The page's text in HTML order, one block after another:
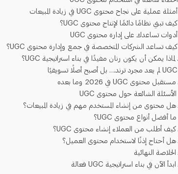
أمثلة عملية على نجاح محتوى UGC في زيادة المبيعات
كيف تبني نظامًا دائمًا لإنتاج محتوى UGC؟
أدوات تساعدك على إدارة محتوى UGC
كيف تساعد الشركات المتخصصة في جمع وإدارة محتوى UGC؟
لماذا يمكن أن يكون رنان مفيدًا في بناء استراتيجية UGC؟
UGC لم يعد مجرد ترند… بل أصبح أصلًا تسويقيًا
مستقبل محتوى UGC في 2026 وما بعده
الأسئلة الشائعة حول محتوى UGC
هل محتوى من إنشاء المستخدم مهم في زيادة المبيعات؟
ما أفضل أنواع محتوى UGC؟
كيف أطلب من العملاء إنشاء محتوى UGC؟
هل أحتاج إذنًا لاستخدام محتوى العميل؟
الخلاصة النهائية
ابدأ الآن في بناء استراتيجية UGC فعالة